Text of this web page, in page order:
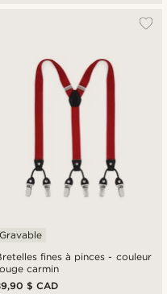
fines à pinces - couleur
carmin
Gravable
$ CAD